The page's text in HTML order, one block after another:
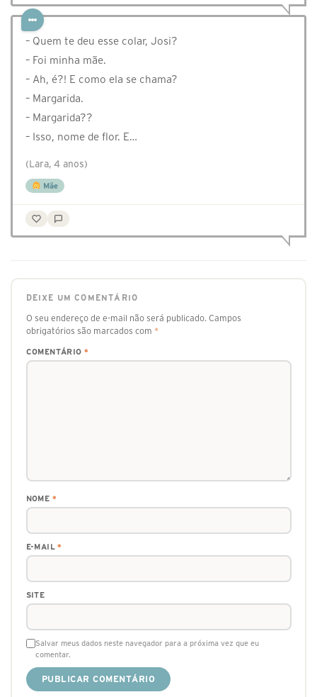
– Quem te deu esse colar, Josi?
– Foi minha mãe.
– Ah, é?! E como ela se chama?
– Margarida.
– Margarida??
– Isso, nome de flor. E…
(Lara, 4 anos)
Mãe
DEIXE UM COMENTÁRIO
O seu endereço de e-mail não será publicado. Campos
obrigatórios são marcados com *
COMENTÁRIO *
NOME *
E-MAIL*
SITE
Salvar meus dados neste navegador para a próxima vez que eu
comentar.